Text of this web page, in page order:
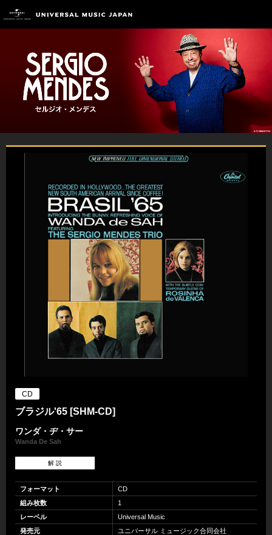
CD
ブラジル'65 [SHM-CD]
ワンダ・ヂ・サー
Wanda De Sah
解 説
フォーマット
CD
組み枚数
1
レーベル
Universal Music
発売元
ユニバーサル ミュージック合同会社